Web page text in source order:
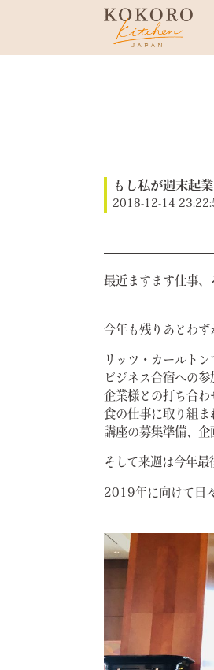
もし私が週末起
2018-12-14
最近ますます仕事、
今年も残りあとわず
リッツ・カールト
ビジネス合宿への参
企業様との打ち合
食の仕事に取り組
講座の募集準備、企
そして来週は今年
2019年に向けて日